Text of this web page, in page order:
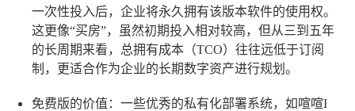
一次性投入后，企业将永久拥有该版本软件的使用权。
这更像“买房”，虽然初期投入相对较高，但从三到五年
的长周期来看，总拥有成本（TCO）往往远低于订阅
制，更适合作为企业的长期数字资产进行规划。
免费版的价值 ：一些优秀的私有化部署系统，如喧喧I